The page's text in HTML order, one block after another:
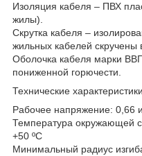
Изоляция кабеля – ПВХ
жилы).
Скрутка кабеля –
жильных кабелей скручены
Оболочка кабеля марки
пониженной горючести.
Технические характеристики
Рабочее напряжение: 0,66
Температура окружающей
+50 ºС
Минимальный радиус